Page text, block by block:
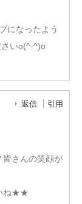
になったよう
いo(^-^)o
返信 引用
さんの笑顔が
ね★★